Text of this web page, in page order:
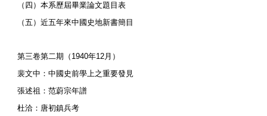
（四）本系歷屆畢業論文題目表
（五）近五年來中國史地新書簡目
第三卷第二期（1940年12月）
裴文中：中國史前學上之重要發見
張述祖：范蔚宗年譜
杜洽：唐初鎮兵考